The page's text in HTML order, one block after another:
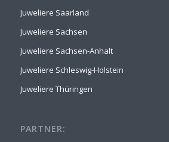
Juweliere Saarland
Juweliere Sachsen
Juweliere Sachsen-Anhalt
Juweliere Schleswig-Holstein
Juweliere Thüringen
PARTNER: